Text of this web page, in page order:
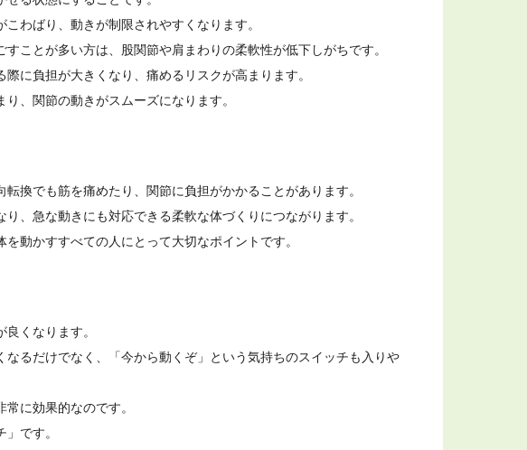
わばり、動きが制限されやすくなります。
ことが多い方は、股関節や肩まわりの柔軟性が低下しがちです。
に負担が大きくなり、痛めるリスクが高まります。
、関節の動きがスムーズになります。
換でも筋を痛めたり、関節に負担がかかることがあります。
、急な動きにも対応できる柔軟な体づくりにつながります。
動かすすべての人にとって大切なポイントです。
くなります。
るだけでなく、「今から動くぞ」という気持ちのスイッチも入りや
に効果的なのです。
です。